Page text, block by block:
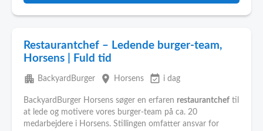
Restaurantchef – Ledende burger-team,
Horsens | Fuld tid
apartment BackyardBurger place Horsens event_available i dag
BackyardBurger Horsens søger en erfaren restaurantchef til
at lede og motivere vores burger-team på ca. 20
medarbejdere i Horsens. Stillingen omfatter ansvar for